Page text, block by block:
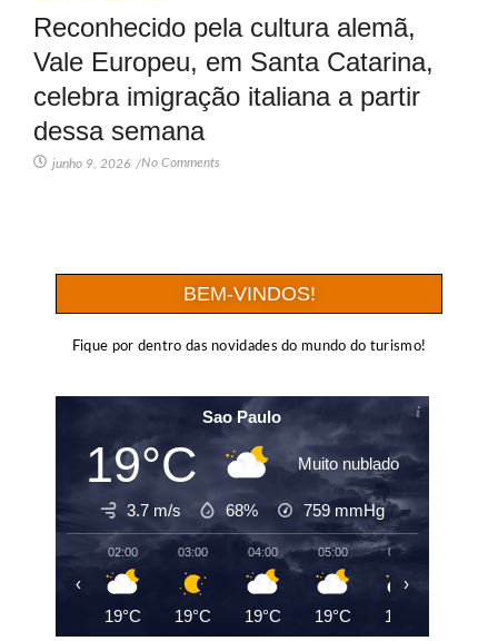
Reconhecido pela cultura alemã,
Vale Europeu, em Santa Catarina,
celebra imigração italiana a partir
dessa semana
junho 9, 2026 /No Comments
BEM-VINDOS!
Fique por dentro das novidades do mundo do turismo!
Sao Paulo
19°C Muito nublado
3.7 m/s 68% 759 mmHg
02:00
19°C
03:00
19°C
04:00
19°C
05:00
19°C
06:00
19°C
‹ ›